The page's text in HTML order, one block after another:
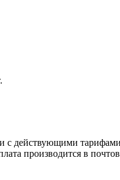
с действующими
производится в